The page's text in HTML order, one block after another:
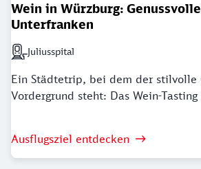
Wein in Würzburg:
Unterfranken
Nächstgelegener Bahnhof: Juliusspital
Juliusspital
Ein Städtetrip, bei dem der stilvolle
Vordergrund steht: Das Wein-
Ausflugsziel entdecken